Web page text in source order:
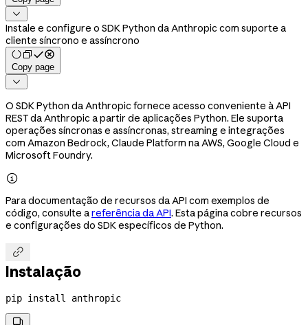

Instale e configure o SDK Python da Anthropic com suporte a
cliente síncrono e assíncrono
Copy page

O SDK Python da Anthropic fornece acesso conveniente à API
REST da Anthropic a partir de aplicações Python. Ele suporta
operações síncronas e assíncronas, streaming e integrações
com Amazon Bedrock, Claude Platform na AWS, Google Cloud e
Microsoft Foundry.

Para documentação de recursos da API com exemplos de
código, consulte areferência da API. Esta página cobre recursos
e configurações do SDK específicos de Python.

Instalação
pip install anthropic
